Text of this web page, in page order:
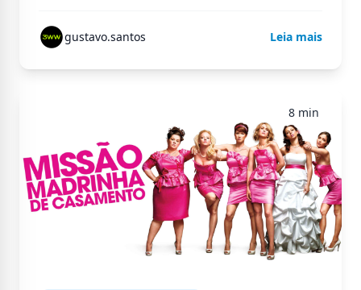
gustavo.santos Leia mais
8 min